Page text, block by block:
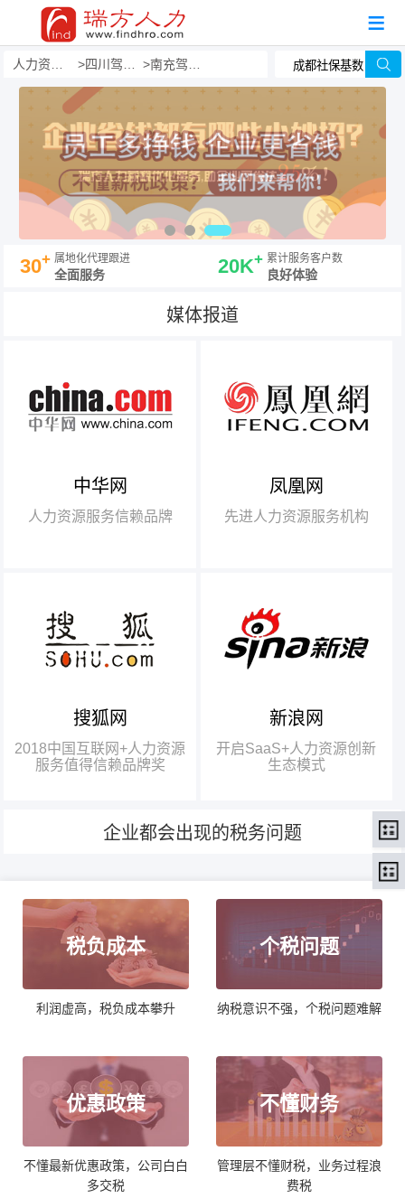
四川驾驶员外包 南充驾驶员外包
30+ 属地化代理跟进
全面服务 20K+ 累计服务客户数
良好体验
媒体报道
中华网
人力资源服务信赖品牌
【腾讯】“2018中国互联网
+行业领军企业奖”
【瑞方】“2018中国互联网
凤凰网
先进人力资源服务机构
搜狐网
2018中国互联网+人力资源
服务值得信赖品牌奖
瑞方人力获得人力资源行业唯
一奖项——“2018中国互联网+人
力资源服务值得信赖品牌奖”
新浪网
开启SaaS+人力资源创新
生态模式
企业都会出现的税务问题
税负成本
利润虚高，税负成本攀升
个税问题
纳税意识不强，个税问题难解
优惠政策
不懂最新优惠政策，公司白白
多交税
不懂财务
管理层不懂财税，业务过程浪
费税